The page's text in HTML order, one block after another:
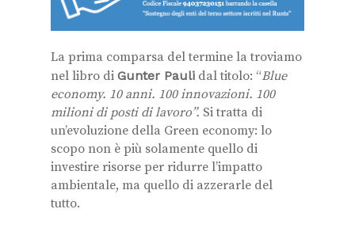
La prima comparsa del termine la troviamo
nel libro di Gunter Pauli dal titolo: “Blue
economy. 10 anni. 100 innovazioni. 100
milioni di posti di lavoro”. Si tratta di
un’evoluzione della Green economy: lo
scopo non è più solamente quello di
investire risorse per ridurre l’impatto
ambientale, ma quello di azzerarle del
tutto.